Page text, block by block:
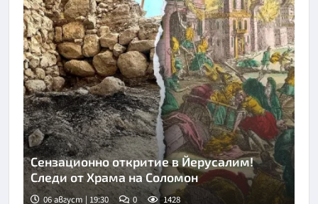
Сензационно откритие в Йерусалим!
Следи от Храма на Соломон
06 август | 19:30 0 1428